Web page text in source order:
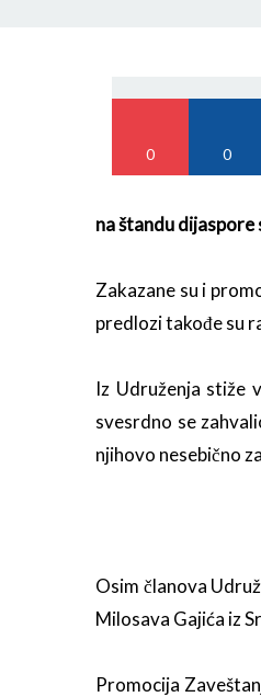
0 0
na štandu dijaspore
Zakazane su i
predlozi takođe su
Iz Udruženja stiže
svesrdno se
njihovo nesebično
Osim članova
Milosava Gajića iz
Promocija